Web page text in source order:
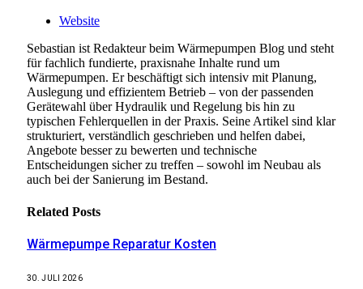
Website
Sebastian ist Redakteur beim Wärmepumpen Blog und steht
für fachlich fundierte, praxisnahe Inhalte rund um
Wärmepumpen. Er beschäftigt sich intensiv mit Planung,
Auslegung und effizientem Betrieb – von der passenden
Gerätewahl über Hydraulik und Regelung bis hin zu
typischen Fehlerquellen in der Praxis. Seine Artikel sind klar
strukturiert, verständlich geschrieben und helfen dabei,
Angebote besser zu bewerten und technische
Entscheidungen sicher zu treffen – sowohl im Neubau als
auch bei der Sanierung im Bestand.
Related Posts
Wärmepumpe Reparatur Kosten
30. JULI 2026